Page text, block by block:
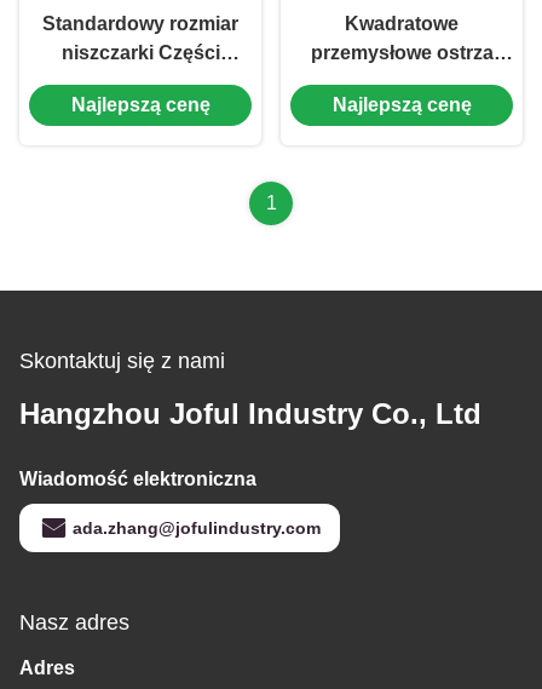
Standardowy rozmiar
niszczarki Części
naprawcze Grubość 20
mm - 55 mm Wysoka
Najlepszą cenę
Kwadratowe
przemysłowe ostrza
tnące Precyzyjna
obróbka do
Najlepszą cenę
1
Skontaktuj się z nami
Hangzhou Joful Industry Co., Ltd
Wiadomość elektroniczna
ada.zhang@jofulindustry.com
Nasz adres
Adres